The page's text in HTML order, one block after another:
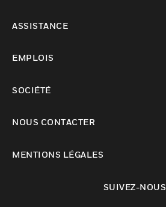
ASSISTANCE
EMPLOIS
SOCIÉTÉ
NOUS CONTACTER
MENTIONS LÉGALES
SUIVEZ-NOUS